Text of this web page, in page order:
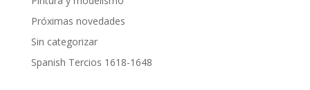
Próximas novedades
Sin categorizar
Spanish Tercios 1618-1648